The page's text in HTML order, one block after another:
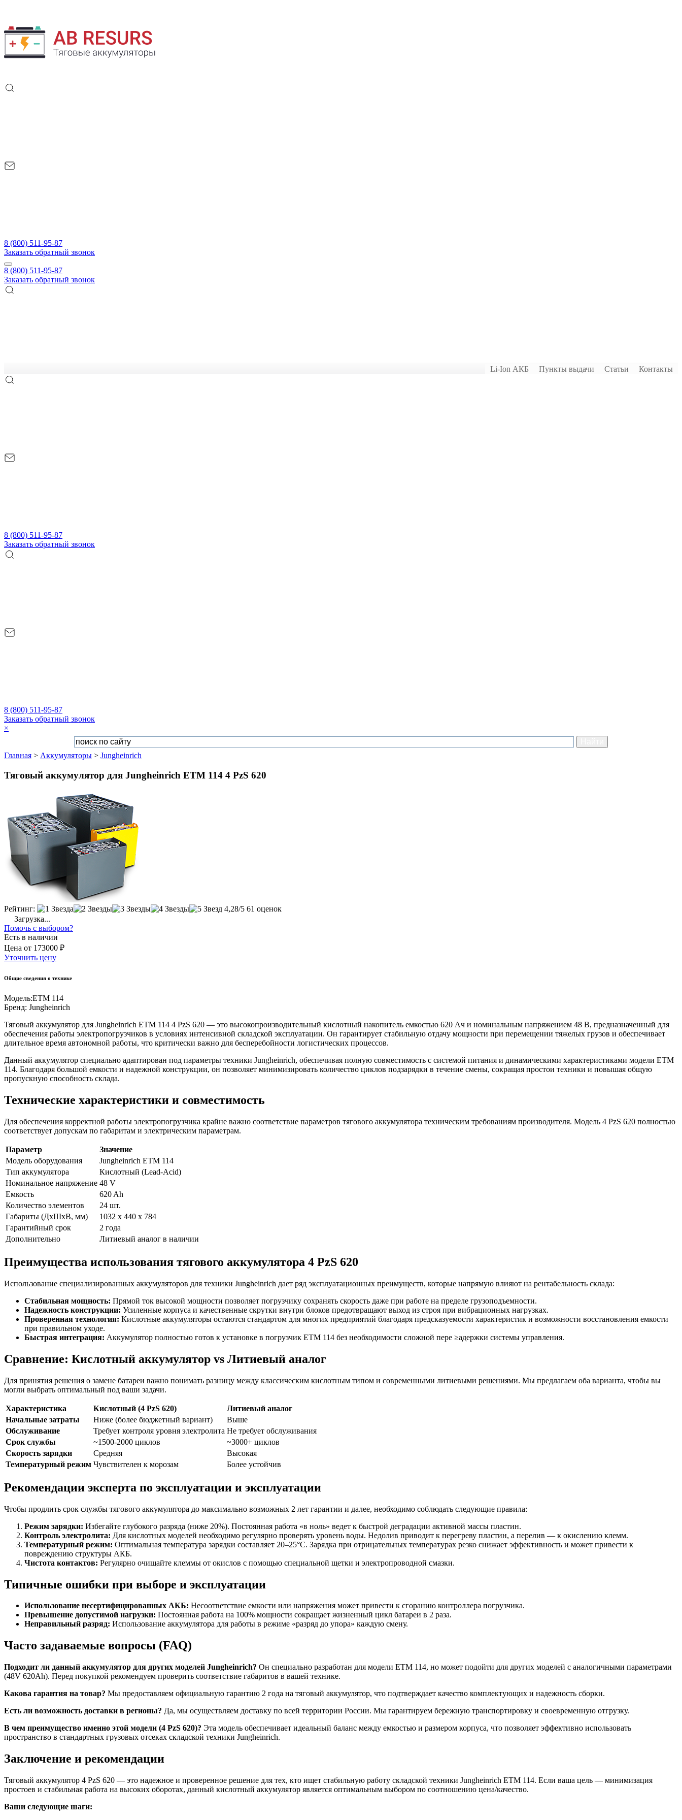
8 (800) 511-95-87
Заказать обратный звонок
8 (800) 511-95-87
Заказать обратный звонок
Li-Ion АКБ Пункты выдачи Статьи Контакты
8 (800) 511-95-87
Заказать обратный звонок
8 (800) 511-95-87
Заказать обратный звонок
×
Главная > Аккумуляторы > Jungheinrich
Тяговый аккумулятор для Jungheinrich ETM 114 4 PzS 620
Рейтинг: 4,28/5 61 оценок
Загрузка...
Помочь с выбором?
Есть в наличии
Цена от 173000 ₽
Уточнить цену
Общие сведения о технике
Модель:ETM 114
Бренд: Jungheinrich
Тяговый аккумулятор для Jungheinrich ETM 114 4 PzS 620 — это высокопроизводительный кислотный накопитель емкостью 620 Ач и номинальным напряжением 48 В, предназначенный для
обеспечения работы электропогрузчиков в условиях интенсивной складской эксплуатации. Он гарантирует стабильную отдачу мощности при перемещении тяжелых грузов и обеспечивает
длительное время автономной работы, что критически важно для бесперебойности логистических процессов.
Данный аккумулятор специально адаптирован под параметры техники Jungheinrich, обеспечивая полную совместимость с системой питания и динамическими характеристиками модели ETM
114. Благодаря большой емкости и надежной конструкции, он позволяет минимизировать количество циклов подзарядки в течение смены, сокращая простои техники и повышая общую
пропускную способность склада.
Технические характеристики и совместимость
Для обеспечения корректной работы электропогрузчика крайне важно соответствие параметров тягового аккумулятора техническим требованиям производителя. Модель 4 PzS 620 полностью
соответствует допускам по габаритам и электрическим параметрам.
Параметр
Значение
Модель оборудования
Jungheinrich ETM 114
Тип аккумулятора
Кислотный (Lead-Acid)
Номинальное напряжение 48 V
Емкость
620 Ah
Количество элементов
24 шт.
Габариты (ДхШхВ, мм)
1032 x 440 x 784
Гарантийный срок
2 года
Дополнительно
Литиевый аналог в наличии
Преимущества использования тягового аккумулятора 4 PzS 620
Использование специализированных аккумуляторов для техники Jungheinrich дает ряд эксплуатационных преимуществ, которые напрямую влияют на рентабельность склада:
Стабильная мощность: Прямой ток высокой мощности позволяет погрузчику сохранять скорость даже при работе на пределе грузоподъемности.
Надежность конструкции: Усиленные корпуса и качественные скрутки внутри блоков предотвращают выход из строя при вибрационных нагрузках.
Проверенная технология: Кислотные аккумуляторы остаются стандартом для многих предприятий благодаря предсказуемости характеристик и возможности восстановления емкости
при правильном уходе.
Быстрая интеграция: Аккумулятор полностью готов к установке в погрузчик ETM 114 без необходимости сложной пере ≥адержки системы управления.
Сравнение: Кислотный аккумулятор vs Литиевый аналог
Для принятия решения о замене батареи важно понимать разницу между классическим кислотным типом и современными литиевыми решениями. Мы предлагаем оба варианта, чтобы вы
могли выбрать оптимальный под ваши задачи.
Характеристика Кислотный (4 PzS 620)
Литиевый аналог
Начальные затраты
Ниже (более бюджетный вариант)
Выше
Обслуживание
Требует контроля уровня электролита Не требует обслуживания
Срок службы
~1500-2000 циклов
~3000+ циклов
Скорость зарядки
Средняя
Высокая
Температурный режим Чувствителен к морозам Более устойчив
Рекомендации эксперта по эксплуатации и эксплуатации
Чтобы продлить срок службы тягового аккумулятора до максимально возможных 2 лет гарантии и далее, необходимо соблюдать следующие правила:
Режим зарядки: Избегайте глубокого разряда (ниже 20%). Постоянная работа «в ноль» ведет к быстрой деградации активной массы пластин.
Контроль электролита: Для кислотных моделей необходимо регулярно проверять уровень воды. Недолив приводит к перегреву пластин, а перелив — к окислению клемм.
Температурный режим: Оптимальная температура зарядки составляет 20–25°C. Зарядка при отрицательных температурах резко снижает эффективность и может привести к
повреждению структуры АКБ.
Чистота контактов: Регулярно очищайте клеммы от окислов с помощью специальной щетки и электропроводной смазки.
Типичные ошибки при выборе и эксплуатации
Использование несертифицированных АКБ: Несоответствие емкости или напряжения может привести к сгоранию контроллера погрузчика.
Превышение допустимой нагрузки: Постоянная работа на 100% мощности сокращает жизненный цикл батареи в 2 раза.
Неправильный разряд: Использование аккумулятора для работы в режиме «разряд до упора» каждую смену.
Часто задаваемые вопросы (FAQ)
Подходит ли данный аккумулятор для других моделей Jungheinrich? Он специально разработан для модели ETM 114, но может подойти для других моделей с аналогичными параметрами
(48V 620Ah). Перед покупкой рекомендуем проверить соответствие габаритов в вашей технике.
Какова гарантия на товар? Мы предоставляем официальную гарантию 2 года на тяговый аккумулятор, что подтверждает качество комплектующих и надежность сборки.
Есть ли возможность доставки в регионы? Да, мы осуществляем доставку по всей территории России. Мы гарантируем бережную транспортировку и своевременную отгрузку.
В чем преимущество именно этой модели (4 PzS 620)? Эта модель обеспечивает идеальный баланс между емкостью и размером корпуса, что позволяет эффективно использовать
пространство в стандартных грузовых отсеках складской техники Jungheinrich.
Заключение и рекомендации
Тяговый аккумулятор 4 PzS 620 — это надежное и проверенное решение для тех, кто ищет стабильную работу складской техники Jungheinrich ETM 114. Если ваша цель — минимизация
простоев и стабильная работа на высоких оборотах, данный кислотный аккумулятор является оптимальным выбором по соотношению цена/качество.
Ваши следующие шаги: